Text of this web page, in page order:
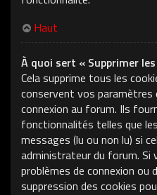
Haut
À quoi sert « Supprimer
Cela supprime tous les
conservent vos
connexion au forum. Ils
fonctionnalités telles que
messages (lu ou non lu) si
administrateur du forum. Si
problèmes de connexion ou
suppression des cookies